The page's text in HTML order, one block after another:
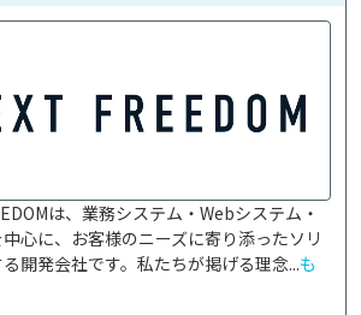
は、業務システム・Webシステム・
心に、お客様のニーズに寄り添ったソリ
開発会社です。私たちが掲げる理念...も